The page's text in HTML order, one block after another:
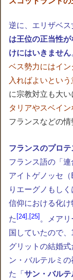
逆に、エリザベス
は王位の正当性
けにはいきません
ベス勢力にはイ
入ればよいとい
に宗教対立も大
タリアやスベイ
フランスなどの情
フランスのプロ
フランス語の「
アイトゲノッセ
りエーグノもし
信仰における化
た 24 25 。メア
国していたので
グリットの結婚
ン・バルテルミの
た「サン・バル